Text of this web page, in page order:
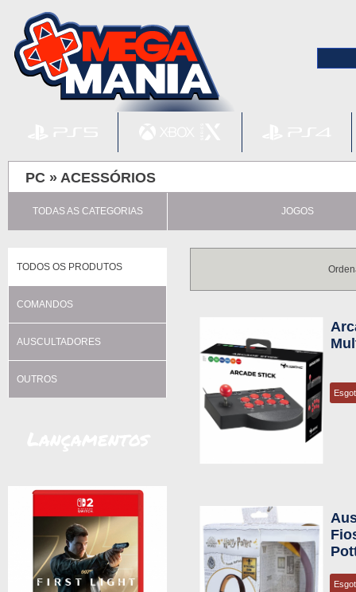
PC » ACESSÓRIOS
TODAS AS CATEGORIAS JOGOS
TODOS OS PRODUTOS
COMANDOS
AUSCULTADORES
OUTROS